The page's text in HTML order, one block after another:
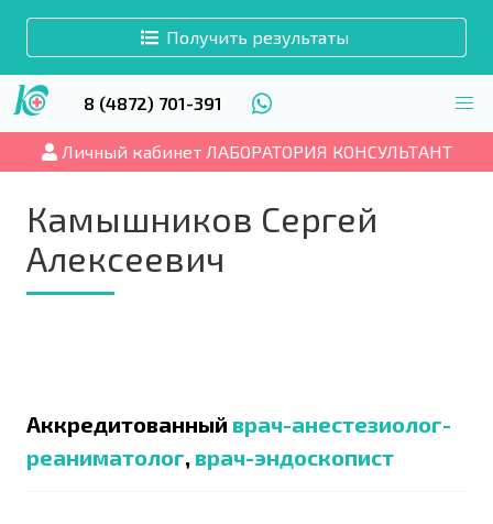
Получить результаты
8 (4872) 701-391
Личный кабинет ЛАБОРАТОРИЯ КОНСУЛЬТАНТ
Камышников Сергей
Алексеевич
Аккредитованный врач-анестезиолог-
реаниматолог, врач-эндоскопист